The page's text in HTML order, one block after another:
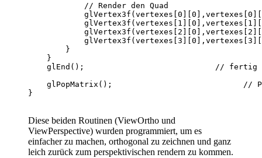
            // Render den Quad
        }
    }
glEnd();                            // fertig
glPopMatrix();                            //
Diese beiden Routinen (ViewOrtho und
ViewPerspective) wurden programmiert, um es
einfacher zu machen, orthogonal zu zeichnen und ganz
leich zurück zum perspektivischen rendern zu kommen.